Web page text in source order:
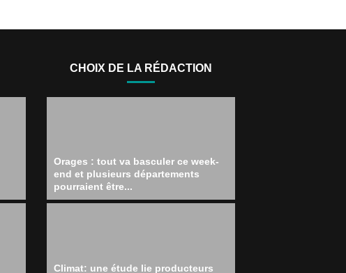
CHOIX DE LA RÉDACTION
Orages : tout va basculer ce week-
end et plusieurs départements
pourraient être...
Climat: une étude lie producteurs